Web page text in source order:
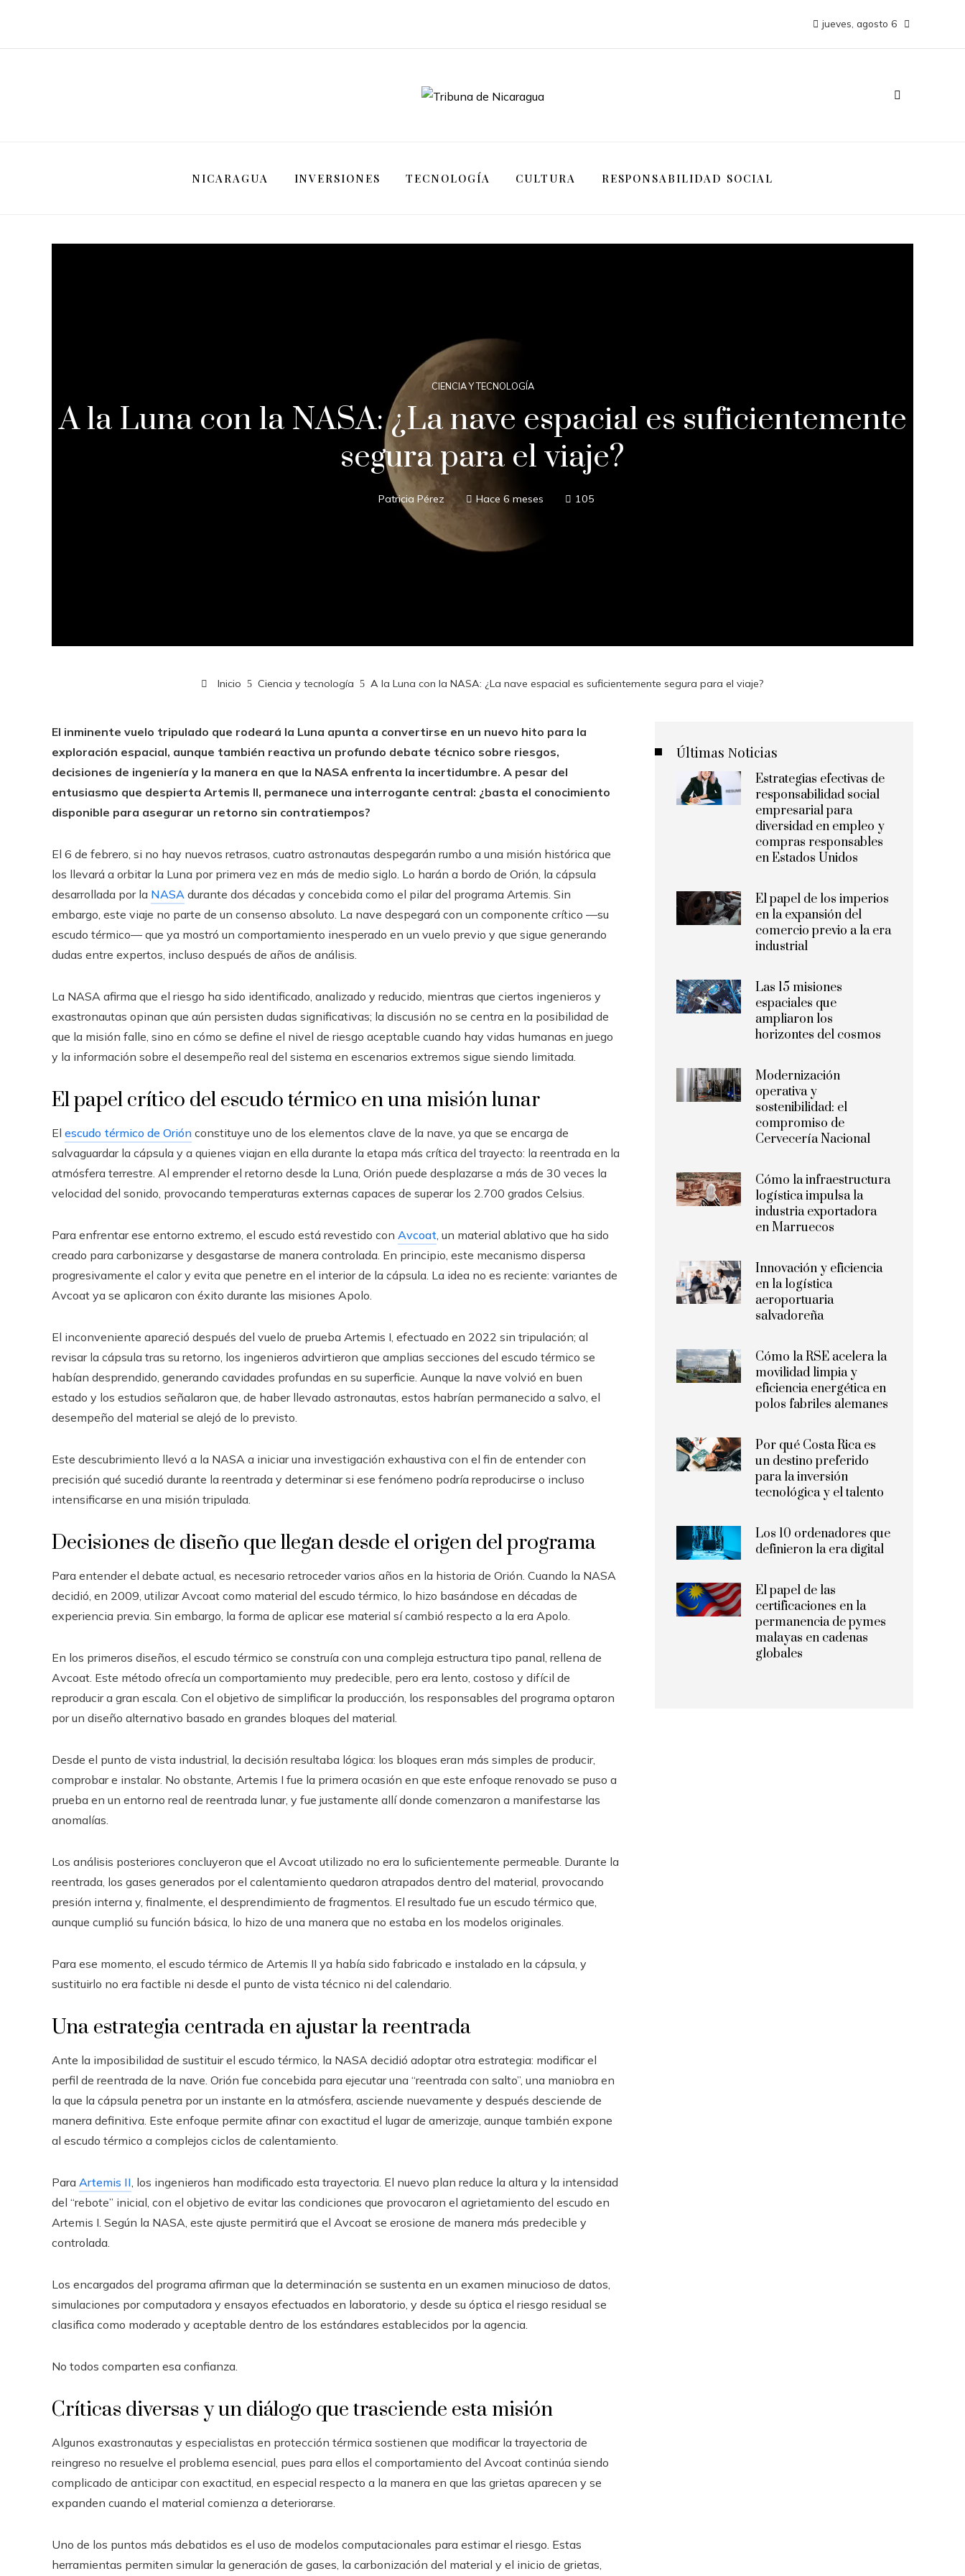
jueves, agosto 6
NICARAGUA INVERSIONES TECNOLOGÍA CULTURA RESPONSABILIDAD SOCIAL
CIENCIA Y TECNOLOGÍA
A la Luna con la NASA: ¿La nave espacial es suficientemente
segura para el viaje?
Patricia Pérez Hace 6 meses 105
Inicio Ciencia y tecnología A la Luna con la NASA: ¿La nave espacial es suficientemente segura para el viaje?
El inminente vuelo tripulado que rodeará la Luna apunta a convertirse en un nuevo hito para la
exploración espacial, aunque también reactiva un profundo debate técnico sobre riesgos,
decisiones de ingeniería y la manera en que la NASA enfrenta la incertidumbre. A pesar del
entusiasmo que despierta Artemis II, permanece una interrogante central: ¿basta el conocimiento
disponible para asegurar un retorno sin contratiempos?
El 6 de febrero, si no hay nuevos retrasos, cuatro astronautas despegarán rumbo a una misión histórica que
los llevará a orbitar la Luna por primera vez en más de medio siglo. Lo harán a bordo de Orión, la cápsula
desarrollada por la NASA durante dos décadas y concebida como el pilar del programa Artemis. Sin
embargo, este viaje no parte de un consenso absoluto. La nave despegará con un componente crítico —su
escudo térmico— que ya mostró un comportamiento inesperado en un vuelo previo y que sigue generando
dudas entre expertos, incluso después de años de análisis.
La NASA afirma que el riesgo ha sido identificado, analizado y reducido, mientras que ciertos ingenieros y
exastronautas opinan que aún persisten dudas significativas; la discusión no se centra en la posibilidad de
que la misión falle, sino en cómo se define el nivel de riesgo aceptable cuando hay vidas humanas en juego
y la información sobre el desempeño real del sistema en escenarios extremos sigue siendo limitada.
El papel crítico del escudo térmico en una misión lunar
El escudo térmico de Orión constituye uno de los elementos clave de la nave, ya que se encarga de
salvaguardar la cápsula y a quienes viajan en ella durante la etapa más crítica del trayecto: la reentrada en la
atmósfera terrestre. Al emprender el retorno desde la Luna, Orión puede desplazarse a más de 30 veces la
velocidad del sonido, provocando temperaturas externas capaces de superar los 2.700 grados Celsius.
Para enfrentar ese entorno extremo, el escudo está revestido con Avcoat, un material ablativo que ha sido
creado para carbonizarse y desgastarse de manera controlada. En principio, este mecanismo dispersa
progresivamente el calor y evita que penetre en el interior de la cápsula. La idea no es reciente: variantes de
Avcoat ya se aplicaron con éxito durante las misiones Apolo.
El inconveniente apareció después del vuelo de prueba Artemis I, efectuado en 2022 sin tripulación; al
revisar la cápsula tras su retorno, los ingenieros advirtieron que amplias secciones del escudo térmico se
habían desprendido, generando cavidades profundas en su superficie. Aunque la nave volvió en buen
estado y los estudios señalaron que, de haber llevado astronautas, estos habrían permanecido a salvo, el
desempeño del material se alejó de lo previsto.
Este descubrimiento llevó a la NASA a iniciar una investigación exhaustiva con el fin de entender con
precisión qué sucedió durante la reentrada y determinar si ese fenómeno podría reproducirse o incluso
intensificarse en una misión tripulada.
Decisiones de diseño que llegan desde el origen del programa
Para entender el debate actual, es necesario retroceder varios años en la historia de Orión. Cuando la NASA
decidió, en 2009, utilizar Avcoat como material del escudo térmico, lo hizo basándose en décadas de
experiencia previa. Sin embargo, la forma de aplicar ese material sí cambió respecto a la era Apolo.
En los primeros diseños, el escudo térmico se construía con una compleja estructura tipo panal, rellena de
Avcoat. Este método ofrecía un comportamiento muy predecible, pero era lento, costoso y difícil de
reproducir a gran escala. Con el objetivo de simplificar la producción, los responsables del programa optaron
por un diseño alternativo basado en grandes bloques del material.
Desde el punto de vista industrial, la decisión resultaba lógica: los bloques eran más simples de producir,
comprobar e instalar. No obstante, Artemis I fue la primera ocasión en que este enfoque renovado se puso a
prueba en un entorno real de reentrada lunar, y fue justamente allí donde comenzaron a manifestarse las
anomalías.
Los análisis posteriores concluyeron que el Avcoat utilizado no era lo suficientemente permeable. Durante la
reentrada, los gases generados por el calentamiento quedaron atrapados dentro del material, provocando
presión interna y, finalmente, el desprendimiento de fragmentos. El resultado fue un escudo térmico que,
aunque cumplió su función básica, lo hizo de una manera que no estaba en los modelos originales.
Para ese momento, el escudo térmico de Artemis II ya había sido fabricado e instalado en la cápsula, y
sustituirlo no era factible ni desde el punto de vista técnico ni del calendario.
Una estrategia centrada en ajustar la reentrada
Ante la imposibilidad de sustituir el escudo térmico, la NASA decidió adoptar otra estrategia: modificar el
perfil de reentrada de la nave. Orión fue concebida para ejecutar una “reentrada con salto”, una maniobra en
la que la cápsula penetra por un instante en la atmósfera, asciende nuevamente y después desciende de
manera definitiva. Este enfoque permite afinar con exactitud el lugar de amerizaje, aunque también expone
al escudo térmico a complejos ciclos de calentamiento.
Para Artemis II, los ingenieros han modificado esta trayectoria. El nuevo plan reduce la altura y la intensidad
del “rebote” inicial, con el objetivo de evitar las condiciones que provocaron el agrietamiento del escudo en
Artemis I. Según la NASA, este ajuste permitirá que el Avcoat se erosione de manera más predecible y
controlada.
Los encargados del programa afirman que la determinación se sustenta en un examen minucioso de datos,
simulaciones por computadora y ensayos efectuados en laboratorio, y desde su óptica el riesgo residual se
clasifica como moderado y aceptable dentro de los estándares establecidos por la agencia.
No todos comparten esa confianza.
Críticas diversas y un diálogo que trasciende esta misión
Algunos exastronautas y especialistas en protección térmica sostienen que modificar la trayectoria de
reingreso no resuelve el problema esencial, pues para ellos el comportamiento del Avcoat continúa siendo
complicado de anticipar con exactitud, en especial respecto a la manera en que las grietas aparecen y se
expanden cuando el material comienza a deteriorarse.
Uno de los puntos más debatidos es el uso de modelos computacionales para estimar el riesgo. Estas
herramientas permiten simular la generación de gases, la carbonización del material y el inicio de grietas,
Últimas Noticias
Estrategias efectivas de
responsabilidad social
empresarial para
diversidad en empleo y
compras responsables
en Estados Unidos
El papel de los imperios
en la expansión del
comercio previo a la era
industrial
Las 15 misiones
espaciales que
ampliaron los
horizontes del cosmos
Modernización
operativa y
sostenibilidad: el
compromiso de
Cervecería Nacional
Cómo la infraestructura
logística impulsa la
industria exportadora
en Marruecos
Innovación y eficiencia
en la logística
aeroportuaria
salvadoreña
Cómo la RSE acelera la
movilidad limpia y
eficiencia energética en
polos fabriles alemanes
Por qué Costa Rica es
un destino preferido
para la inversión
tecnológica y el talento
Los 10 ordenadores que
definieron la era digital
El papel de las
certificaciones en la
permanencia de pymes
malayas en cadenas
globales